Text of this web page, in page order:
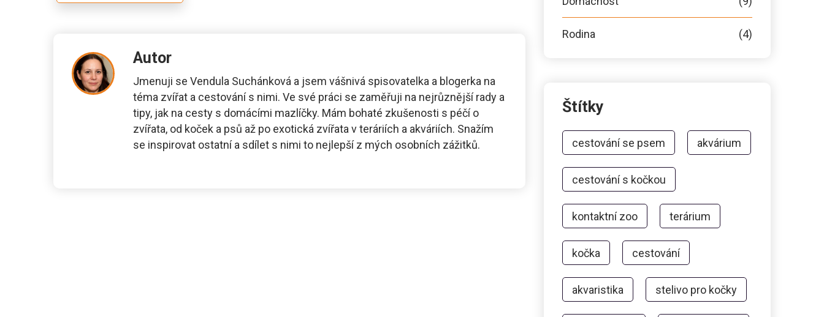
Autor
Jmenuji se Vendula Suchánková a jsem vášnivá spisovatelka a blogerka na
téma zvířat a cestování s nimi. Ve své práci se zaměřuji na nejrůznější rady a
tipy, jak na cesty s domácími mazlíčky. Mám bohaté zkušenosti s péčí o
zvířata, od koček a psů až po exotická zvířata v teráriích a akváriích. Snažím
se inspirovat ostatní a sdílet s nimi to nejlepší z mých osobních zážitků.
Rodina (4)
Štítky
cestování se psem akvárium
cestování s kočkou
kontaktní zoo terárium
kočka cestování
akvaristika stelivo pro kočky